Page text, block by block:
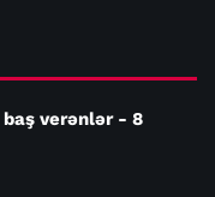
baş verənlər - 8